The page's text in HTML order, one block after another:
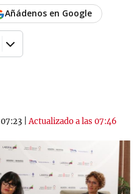
07:23 |Actualizado a las 07:46
Añádenos en Google